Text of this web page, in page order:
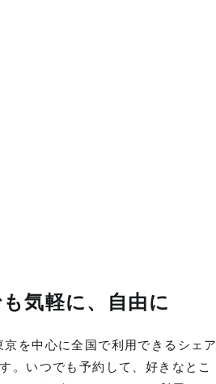
気軽に、自由に
を中心に全国で利用できるシェア
。いつでも予約して、好きなとこ